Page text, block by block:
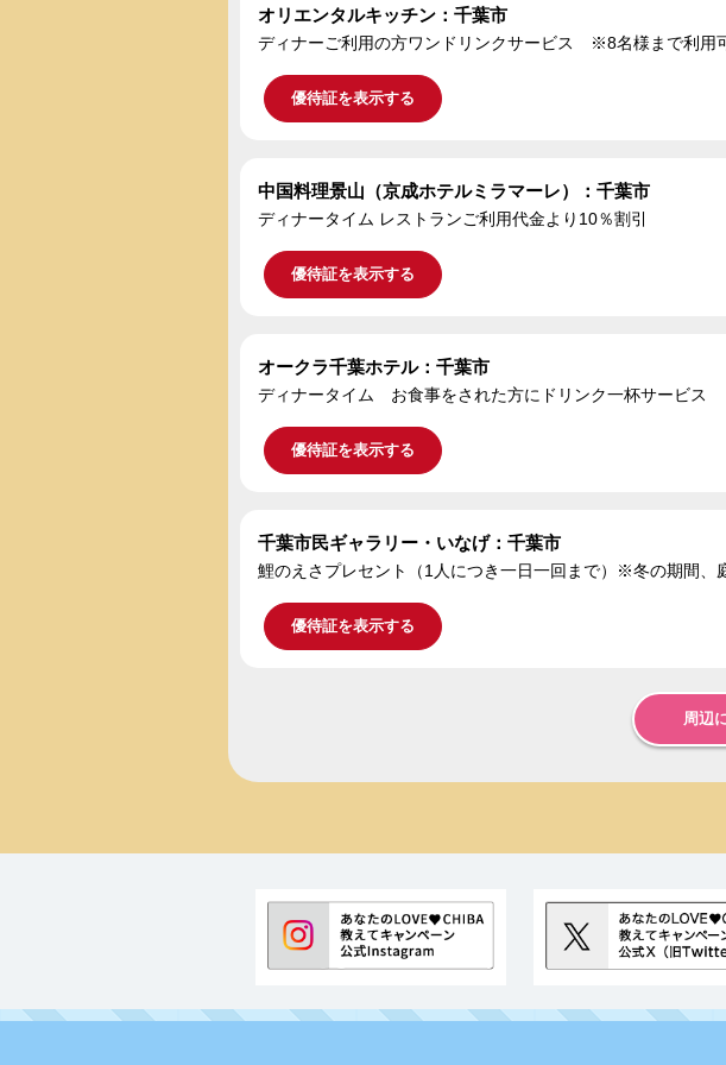
オリエンタルキッチン：千葉市
ディナーご利用の方ワンドリンクサービス ※8名様まで利用
優待証を表示する
中国料理景山（京成ホテルミラマーレ）：千葉市
ディナータイム レストランご利用代金より10％割引
優待証を表示する
オークラ千葉ホテル：千葉市
ディナータイム お食事をされた方にドリンク一杯サービス
優待証を表示する
千葉市民ギャラリー・いなげ：千葉市
鯉のえさプレセント（1人につき一日一回まで）※冬の期間、
優待証を表示する
周辺